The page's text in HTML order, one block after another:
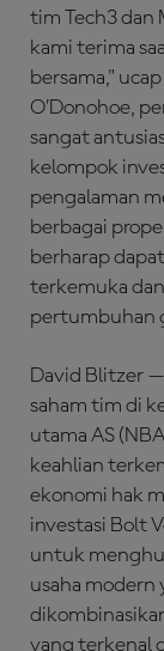
tim Tech3 dan
kami terima
bersama,"
O’Donohoe,
sangat
kelompok
pengalaman
berbagai
berharap
terkemuka
pertumbuhan
David Blitzer
saham tim di
utama AS
keahlian
ekonomi hak
investasi Bolt
untuk
usaha modern
yang terkenal